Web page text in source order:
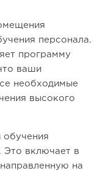
персонала.
программу
ваши
необходимые
высокого
обучения
Это включает в
на